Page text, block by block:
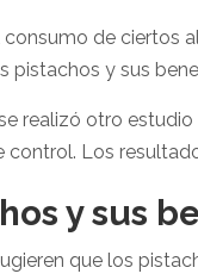
de ciertos
pistachos y sus
realizó otro
control. Los
y sus
que los